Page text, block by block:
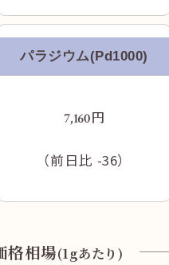
があり、その手前が
パラジウム(Pd1000)
7,160円
（前日比 -36）
格相場(1gあたり)